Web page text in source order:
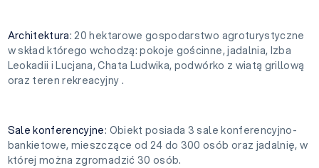
Architektura: 20 hektarowe gospodarstwo agroturystyczne
w skład którego wchodzą: pokoje gościnne, jadalnia, Izba
Leokadii i Lucjana, Chata Ludwika, podwórko z wiatą grillową
oraz teren rekreacyjny .
Sale konferencyjne: Obiekt posiada 3 sale konferencyjno-
bankietowe, mieszczące od 24 do 300 osób oraz jadalnię, w
której można zgromadzić 30 osób.